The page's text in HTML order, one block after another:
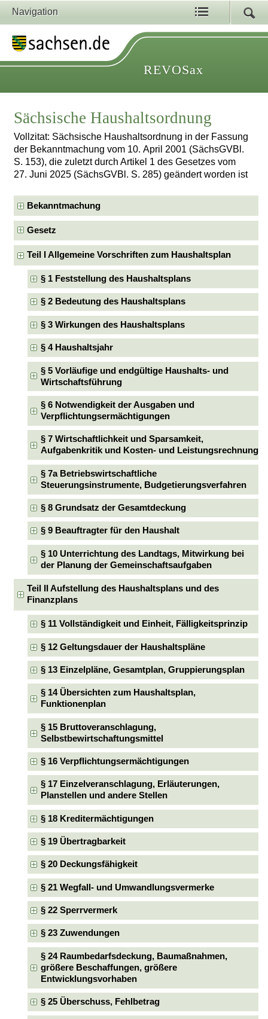
Navigation
REVOSax
Sächsische Haushaltsordnung
Vollzitat: Sächsische Haushaltsordnung in der Fassung
der Bekanntmachung vom 10. April 2001 (SächsGVBl.
S. 153), die zuletzt durch Artikel 1 des Gesetzes vom
27. Juni 2025 (SächsGVBl. S. 285) geändert worden ist
Bekanntmachung
Gesetz
Teil I Allgemeine Vorschriften zum Haushaltsplan
§ 1 Feststellung des Haushaltsplans
§ 2 Bedeutung des Haushaltsplans
§ 3 Wirkungen des Haushaltsplans
§ 4 Haushaltsjahr
§ 5 Vorläufige und endgültige Haushalts- und
Wirtschaftsführung
§ 6 Notwendigkeit der Ausgaben und
Verpflichtungsermächtigungen
§ 7 Wirtschaftlichkeit und Sparsamkeit,
Aufgabenkritik und Kosten- und Leistungsrechnung
§ 7a Betriebswirtschaftliche
Steuerungsinstrumente, Budgetierungsverfahren
§ 8 Grundsatz der Gesamtdeckung
§ 9 Beauftragter für den Haushalt
§ 10 Unterrichtung des Landtags, Mitwirkung bei
der Planung der Gemeinschaftsaufgaben
Teil II Aufstellung des Haushaltsplans und des
Finanzplans
§ 11 Vollständigkeit und Einheit, Fälligkeitsprinzip
§ 12 Geltungsdauer der Haushaltspläne
§ 13 Einzelpläne, Gesamtplan, Gruppierungsplan
§ 14 Übersichten zum Haushaltsplan,
Funktionenplan
§ 15 Bruttoveranschlagung,
Selbstbewirtschaftungsmittel
§ 16 Verpflichtungsermächtigungen
§ 17 Einzelveranschlagung, Erläuterungen,
Planstellen und andere Stellen
§ 18 Kreditermächtigungen
§ 19 Übertragbarkeit
§ 20 Deckungsfähigkeit
§ 21 Wegfall- und Umwandlungsvermerke
§ 22 Sperrvermerk
§ 23 Zuwendungen
§ 24 Raumbedarfsdeckung, Baumaßnahmen,
größere Beschaffungen, größere
Entwicklungsvorhaben
§ 25 Überschuss, Fehlbetrag